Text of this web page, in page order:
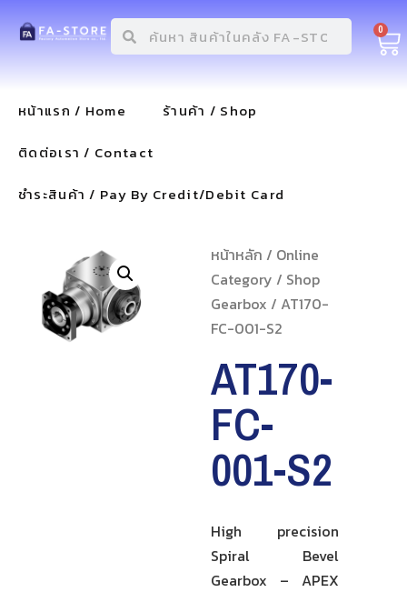
0
หน้าแรก / Home
ร้านค้า / Shop
ติดต่อเรา / Contact
ชำระสินค้า / Pay By Credit/Debit Card
หน้าหลัก / Online
Category / Shop
Gearbox / AT170-
FC-001-S2
AT170-
FC-
001-S2
High precision
Spiral Bevel
Gearbox – APEX